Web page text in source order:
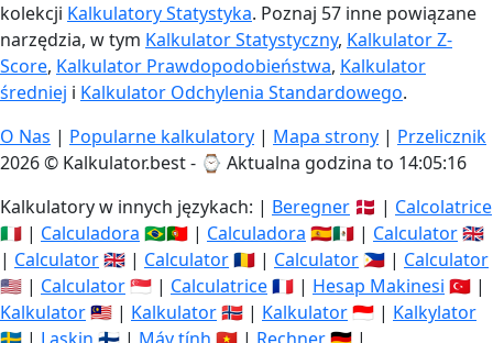
kolekcji Kalkulatory Statystyka. Poznaj 57 inne powiązane
narzędzia, w tym Kalkulator Statystyczny, Kalkulator Z-
Score, Kalkulator Prawdopodobieństwa, Kalkulator
średniej i Kalkulator Odchylenia Standardowego.
O Nas | Popularne kalkulatory | Mapa strony | Przelicznik
2026 © Kalkulator.best - ⌚ Aktualna godzina to 14:05:17
Kalkulatory w innych językach: | Beregner 🇩🇰 | Calcolatrice
🇮🇹 | Calculadora 🇧🇷🇵🇹 | Calculadora 🇪🇸🇲🇽 | Calculator🇬🇧
| Calculator🇬🇧 | Calculator🇷🇴 | Calculator 🇵🇭 | Calculator
🇺🇸 | Calculator🇸🇬 | Calculatrice🇫🇷 | Hesap Makinesi 🇹🇷 |
Kalkulator🇲🇾 | Kalkulator🇳🇴 | Kalkulator🇮🇩 | Kalkylator